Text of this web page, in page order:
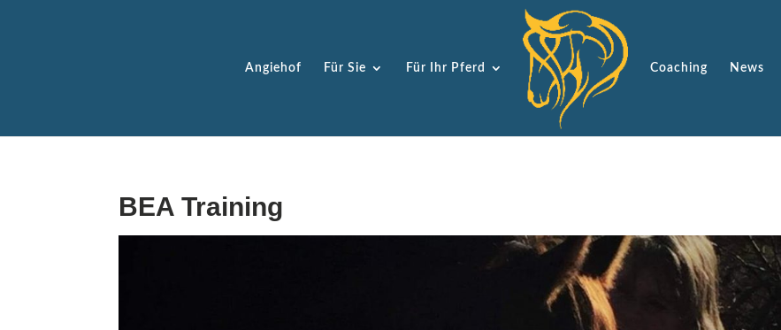
Angiehof Für Sie Für Ihr Pferd Coaching News
BEA Training